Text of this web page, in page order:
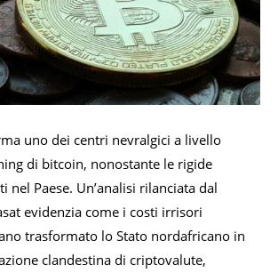
uno dei centri nevralgici a livello
di bitcoin, nonostante le rigide
nel Paese. Un’analisi rilanciata dal
evidenzia come i costi irrisori
trasformato lo Stato nordafricano in
clandestina di criptovalute,